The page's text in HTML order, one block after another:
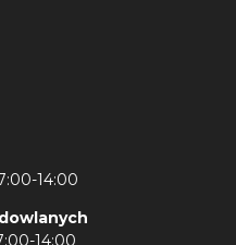
14:00
14:00